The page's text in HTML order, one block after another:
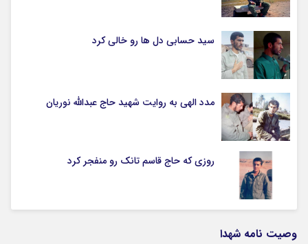
سید حسابی دل ها رو خالی کرد
مدد الهی به روایت شهید حاج عبدالله نوریان
روزی که حاج قاسم تانک رو منفجر کرد
وصیت نامه شهدا